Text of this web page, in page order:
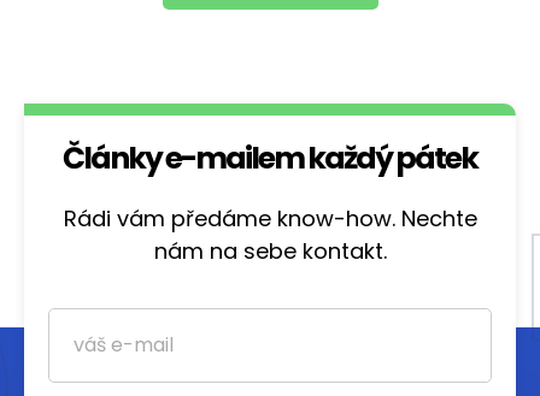
Články e-mailem každý pátek
Rádi vám předáme know-how. Nechte
nám na sebe kontakt.